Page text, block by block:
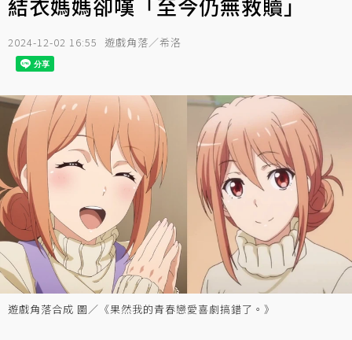
結衣媽媽卻嘆「至今仍無救贖」
2024-12-02 16:55 遊戲角落／希洛
遊戲角落合成 圖／《果然我的青春戀愛喜劇搞錯了。》